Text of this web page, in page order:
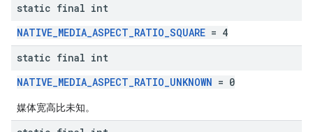
static final int
NATIVE_MEDIA_ASPECT_RATIO_SQUARE = 4
static final int
NATIVE_MEDIA_ASPECT_RATIO_UNKNOWN = 0
媒体宽高比未知。